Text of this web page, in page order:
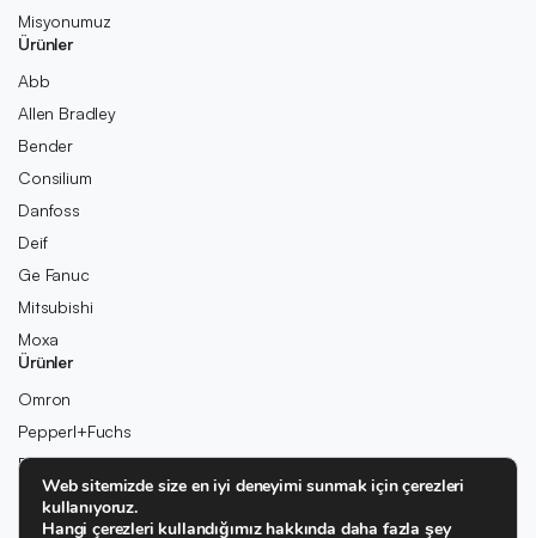
Misyonumuz
Ürünler
Abb
Allen Bradley
Bender
Consilium
Danfoss
Deif
Ge Fanuc
Mitsubishi
Moxa
Ürünler
Omron
Pepperl+Fuchs
Pilz
Rexroth
Rolls-Royce
Web sitemizde size en iyi deneyimi sunmak için çerezleri
kullanıyoruz.
Hangi çerezleri kullandığımız hakkında daha fazla şey